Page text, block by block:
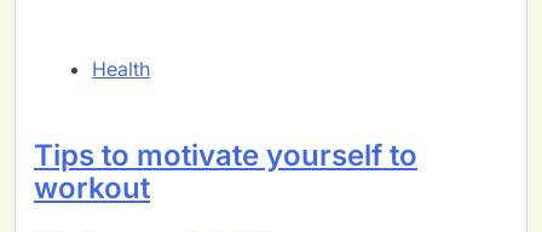
Health
Tips to motivate yourself to
workout